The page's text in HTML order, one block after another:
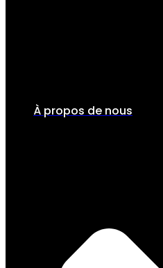
À propos de nous